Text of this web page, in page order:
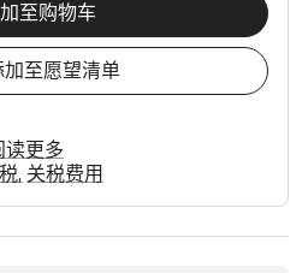
至购物车
加至愿望清单
读更多
关税费用